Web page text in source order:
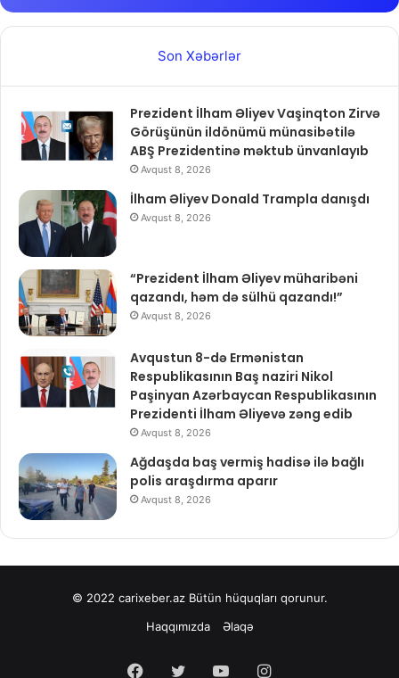
Son Xəbərlər
Prezident İlham Əliyev Vaşinqton Zirvə
Görüşünün ildönümü münasibətilə
ABŞ Prezidentinə məktub ünvanlayıb
Avqust 8, 2026
İlham Əliyev Donald Trampla danışdı
Avqust 8, 2026
“Prezident İlham Əliyev müharibəni
qazandı, həm də sülhü qazandı!”
Avqust 8, 2026
Avqustun 8-də Ermənistan
Respublikasının Baş naziri Nikol
Paşinyan Azərbaycan Respublikasının
Prezidenti İlham Əliyevə zəng edib
Avqust 8, 2026
Ağdaşda baş vermiş hadisə ilə bağlı
polis araşdırma aparır
Avqust 8, 2026
© 2022 carixeber.azBütün hüquqları qorunur.
Haqqımızda
Əlaqə
Facebook
TwitterYouTubeInstagram